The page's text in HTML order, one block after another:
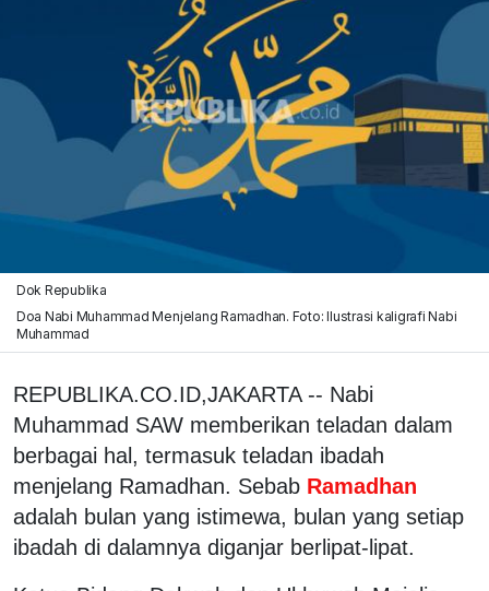
Dok Republika
Doa Nabi Muhammad Menjelang Ramadhan. Foto: Ilustrasi kaligrafi Nabi
Muhammad
REPUBLIKA.CO.ID,JAKARTA -- Nabi
Muhammad SAW memberikan teladan dalam
berbagai hal, termasuk teladan ibadah
menjelang Ramadhan. Sebab Ramadhan
adalah bulan yang istimewa, bulan yang setiap
ibadah di dalamnya diganjar berlipat-lipat.